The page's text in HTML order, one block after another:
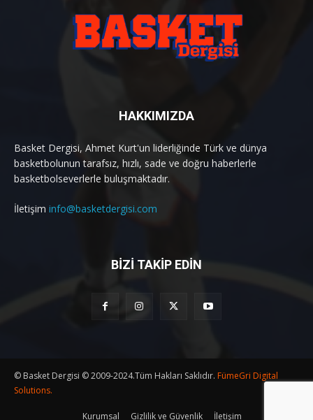
HAKKIMIZDA
Basket Dergisi, Ahmet Kurt'un liderliğinde Türk ve dünya
basketbolunun tarafsız, hızlı, sade ve doğru haberlerle
basketbolseverlerle buluşmaktadır.
İletişim info@basketdergisi.com
BİZİ TAKİP EDİN
© Basket Dergisi © 2009-2024.Tüm Hakları Saklıdır. FümeGri Digital
Solutions.
Kurumsal Gizlilik ve Güvenlik İletişim